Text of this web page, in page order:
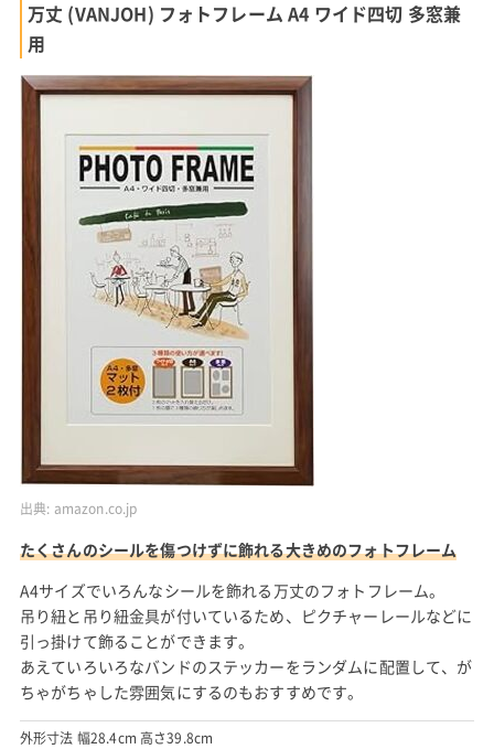
万丈 (VANJOH) フォトフレーム A4 ワイド四切 多窓兼
用
出典: amazon.co.jp
たくさんのシールを傷つけずに飾れる大きめのフォトフレーム
A4サイズでいろんなシールを飾れる万丈のフォトフレーム。
吊り紐と吊り紐金具が付いているため、ピクチャーレールなどに
引っ掛けて飾ることができます。
あえていろいろなバンドのステッカーをランダムに配置して、が
ちゃがちゃした雰囲気にするのもおすすめです。
外形寸法 幅28.4cm 高さ39.8cm